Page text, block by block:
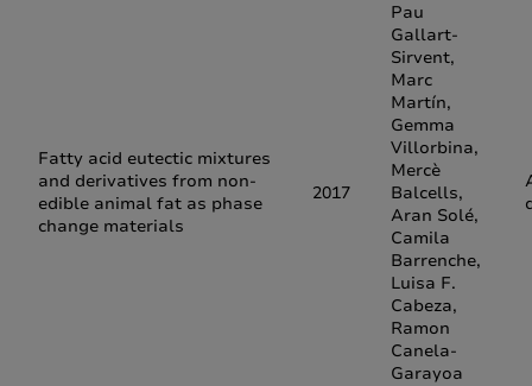
Fatty acid eutectic mixtures
and derivatives from non-
edible animal fat as phase
change materials
2017
Pau
Gallart-
Sirvent,
Marc
Martín,
Gemma
Villorbina,
Mercè
Balcells,
Aran Solé,
Camila
Barrenche,
Luisa F.
Cabeza,
Ramon
Canela-
Garayoa